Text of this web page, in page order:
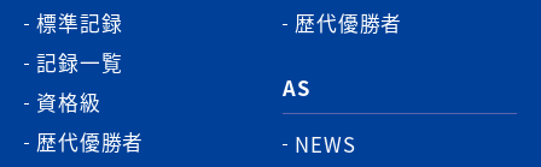
標準記録
記録一覧
資格級
歴代優勝者
歴代優勝者
AS
NEWS